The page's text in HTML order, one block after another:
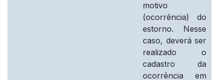
motivo
(ocorrência) do
estorno. Nesse
caso, deverá ser
realizado o
cadastro da
ocorrência em